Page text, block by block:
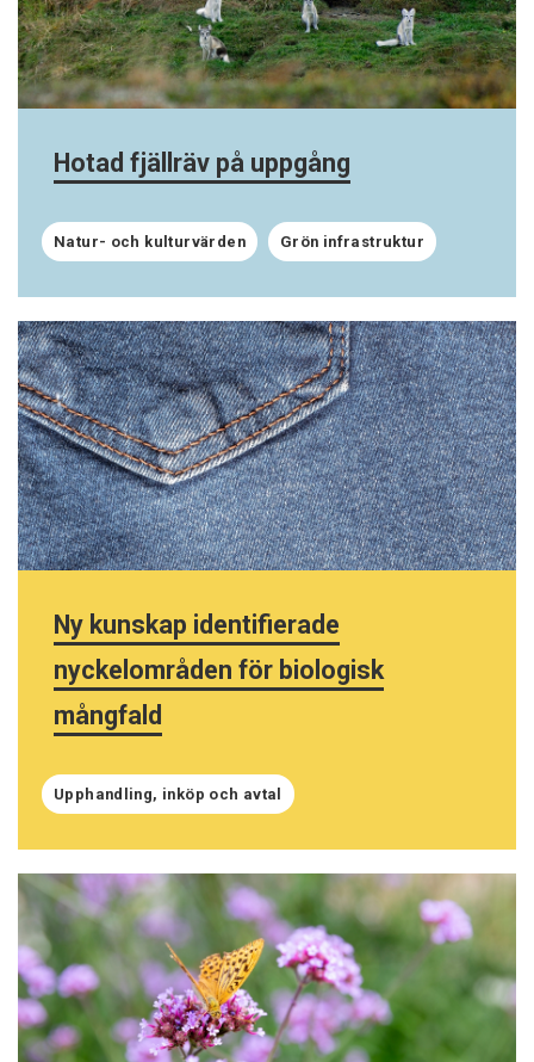
Hotad fjällräv på uppgång
Natur- och kulturvärden Grön infrastruktur
Ny kunskap identifierade
nyckelområden för biologisk
mångfald
Upphandling, inköp och avtal